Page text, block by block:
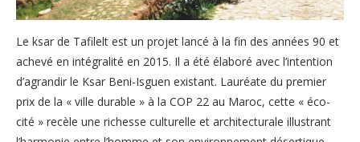
Le ksar de Tafilelt est un projet lancé à la fin des années 90 et
achevé en intégralité en 2015. Il a été élaboré avec l’intention
d’agrandir le Ksar Beni-Isguen existant. Lauréate du premier
prix de la « ville durable » à la COP 22 au Maroc, cette « éco-
cité » recèle une richesse culturelle et architecturale illustrant